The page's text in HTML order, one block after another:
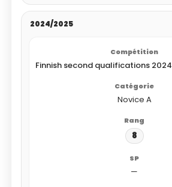
2024/2025
Finnish second qualifications 2024
Novice A
8
—